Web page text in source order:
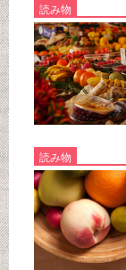
読み物
読み物